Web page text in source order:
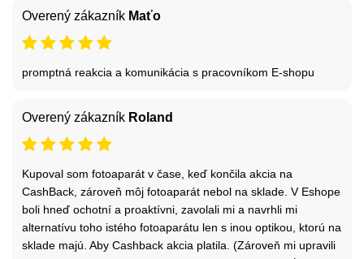
Overený zákazník Maťo
promptná reakcia a komunikácia s pracovníkom E-shopu
Overený zákazník Roland
Kupoval som fotoaparát v čase, keď končila akcia na
CashBack, zároveň môj fotoaparát nebol na sklade. V Eshope
boli hneď ochotní a proaktívni, zavolali mi a navrhli mi
alternatívu toho istého fotoaparátu len s inou optikou, ktorú na
sklade majú. Aby Cashback akcia platila. (Zároveň mi upravili